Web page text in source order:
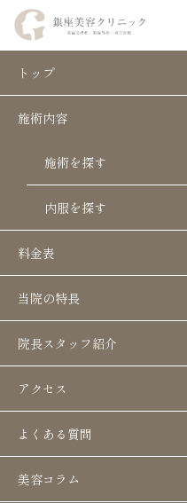
トップ
施術内容
施術を探す
内服を探す
料金表
当院の特長
院長スタッフ紹介
アクセス
よくある質問
美容コラム
開院５周年キャン